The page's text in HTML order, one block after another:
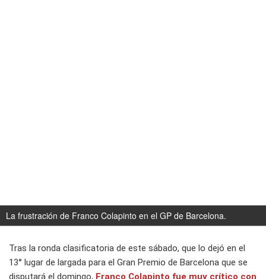
La frustración de Franco Colapinto en el GP de Barcelona.
Tras la ronda clasificatoria de este sábado, que lo dejó en el
13° lugar de largada para el Gran Premio de Barcelona que se
disputará el domingo, Franco Colapinto fue muy crítico con